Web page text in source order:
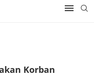
Korban